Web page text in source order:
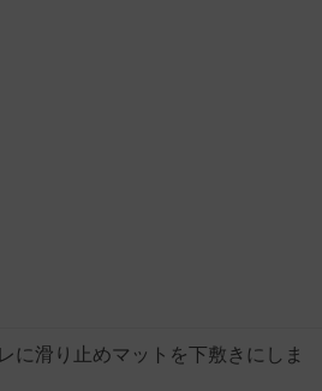
に滑り止めマットを下敷きにしま